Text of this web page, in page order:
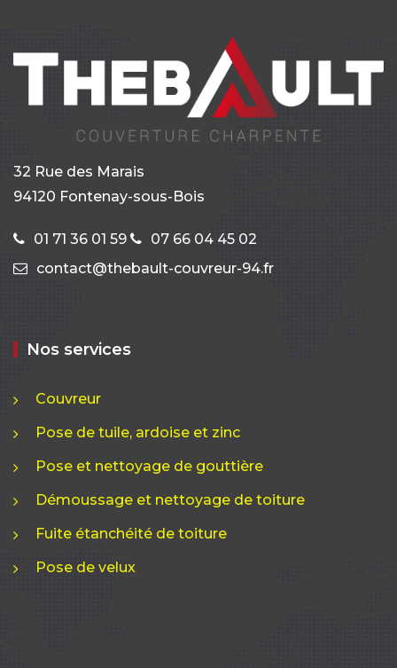
32 Rue des Marais
94120 Fontenay-sous-Bois
01 71 36 01 59
07 66 04 45 02
contact@thebault-couvreur-94.fr
Nos services
Couvreur
Pose de tuile, ardoise et zinc
Pose et nettoyage de gouttière
Démoussage et nettoyage de toiture
Fuite étanchéité de toiture
Pose de velux